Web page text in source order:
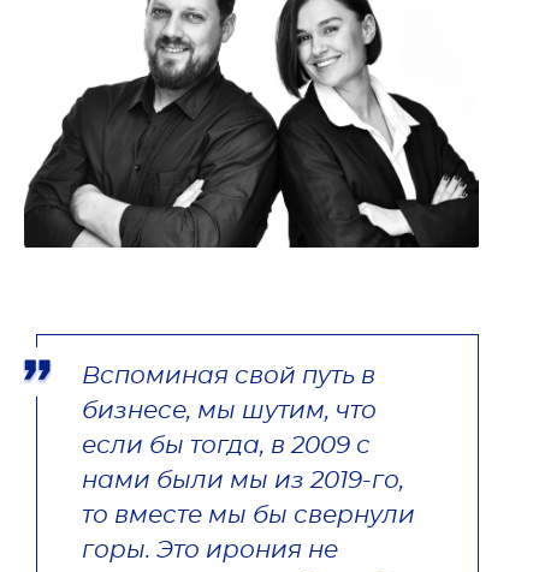
Вспоминая свой путь в
бизнесе, мы шутим, что
если бы тогда, в 2009 с
нами были мы из 2019-го,
то вместе мы бы свернули
горы. Это ирония не